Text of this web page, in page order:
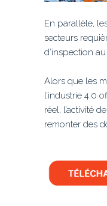
En parallèle,
secteurs
d’inspection
Alors que les
l’industrie 4.0
réel, l’activité
remonter des